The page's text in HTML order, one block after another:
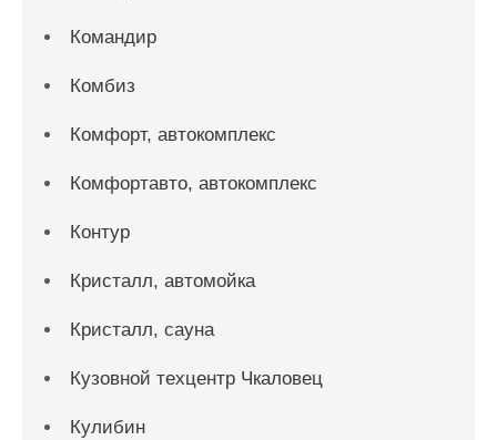
Командир
Комбиз
Комфорт, автокомплекс
Комфортавто, автокомплекс
Контур
Кристалл, автомойка
Кристалл, сауна
Кузовной техцентр Чкаловец
Кулибин